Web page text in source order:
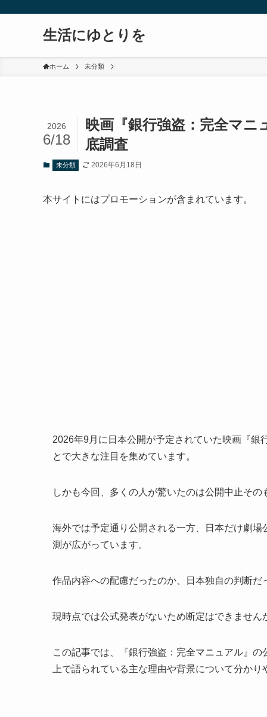
生活にゆとりを
ホーム 未分類
映画『銀行強盗：完全マ
底調査
2026
6/18
未分類 2026年6月18日
本サイトにはプロモーションが含まれています。
2026年9月に日本公開が予定されていた映画『
とで大きな注目を集めています。
しかも今回、多くの人が驚いたのは公開中止そ
海外では予定通り公開される一方、日本だけ劇
測が広がっています。
作品内容への配慮だったのか、日本独自の判断
現時点では公式発表がないため断定はできませ
この記事では、『銀行強盗：完全マニュアル』
上で語られている主な理由や背景について分か